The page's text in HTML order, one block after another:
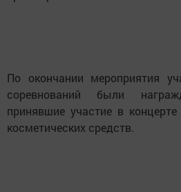
По окончании мероприятия
соревнований были
принявшие участие в
косметических средств.